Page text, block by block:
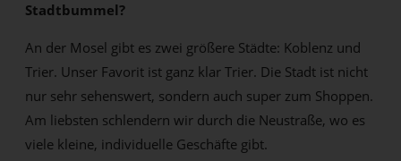
Stadtbummel?
An der Mosel gibt es zwei größere Städte: Koblenz und
Trier. Unser Favorit ist ganz klar Trier. Die Stadt ist nicht
nur sehr sehenswert, sondern auch super zum Shoppen.
Am liebsten schlendern wir durch die Neustraße, wo es
viele kleine, individuelle Geschäfte gibt.